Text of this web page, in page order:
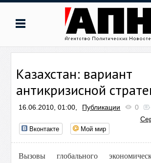
Казахстан: вариант
антикризисной
16.06.2010, 01:00, Публикации 0
Вконтакте Мой мир
Вызовы глобального